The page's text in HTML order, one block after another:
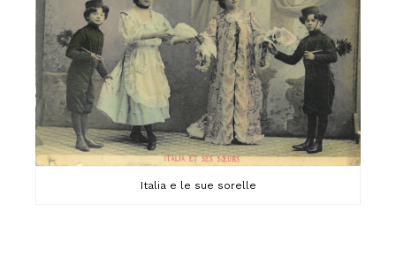
Italia e le sue sorelle